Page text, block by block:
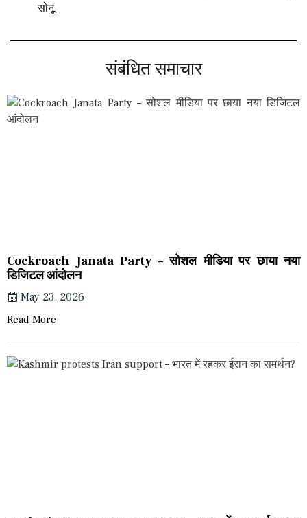
सोनू
संबंधित समाचार
Cockroach Janata Party – सोशल मीडिया पर छाया नया
डिजिटल आंदोलन
May 23, 2026
Read More